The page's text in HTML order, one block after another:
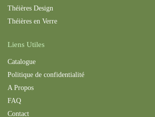
Théières Design
Théières en Verre
Liens Utiles
Catalogue
Politique de confidentialité
A Propos
FAQ
Contact